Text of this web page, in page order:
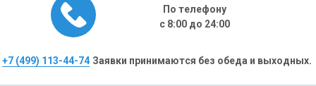
По телефону
с 8:00 до 24:00
+7 (499) 113-44-74 Заявки принимаются без обеда и выходных.